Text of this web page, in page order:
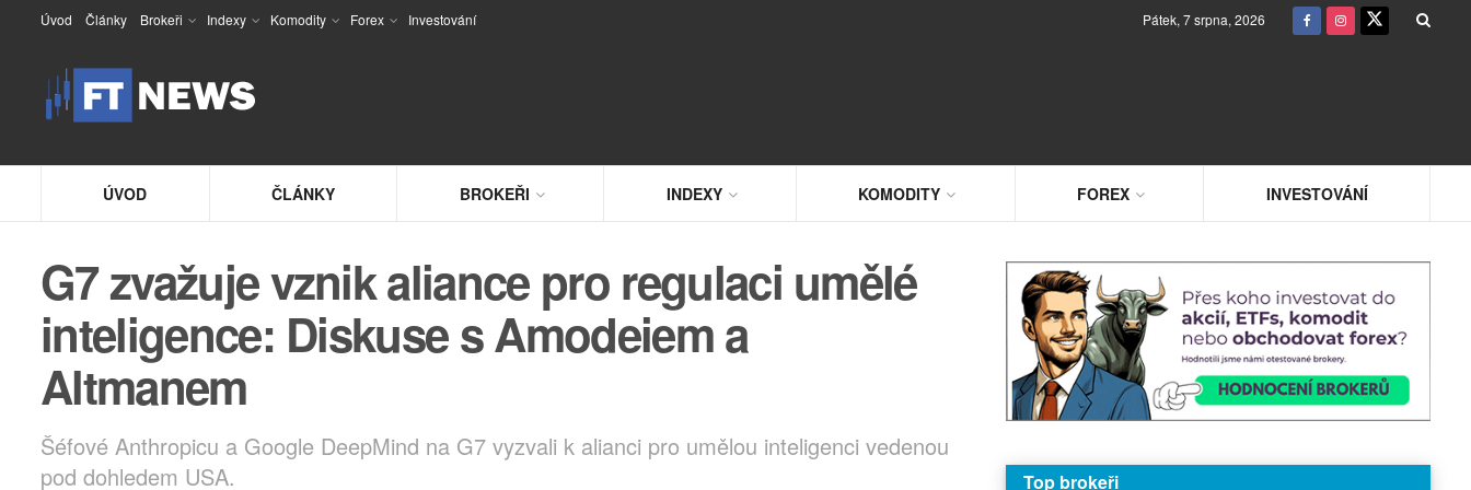
Úvod Články Brokeři Indexy Komodity Forex Investování Pátek, 7 srpna, 2026
ÚVOD ČLÁNKY BROKEŘI INDEXY KOMODITY FOREX INVESTOVÁNÍ
G7 zvažuje vznik aliance pro regulaci umělé
inteligence: Diskuse s Amodeiem a
Altmanem
Šéfové Anthropicu a Google DeepMind na G7 vyzvali k alianci pro umělou inteligenci vedenou
pod dohledem USA.
Top brokeři